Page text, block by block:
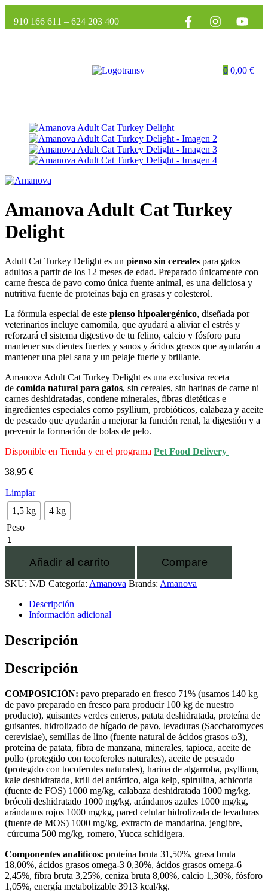
910 166 611 – 624 203 400
0 0,00 €
Amanova Adult Cat Turkey
Delight
Adult Cat Turkey Delight es un pienso sin cereales para gatos
adultos a partir de los 12 meses de edad. Preparado únicamente con
carne fresca de pavo como única fuente animal, es una deliciosa y
nutritiva fuente de proteínas baja en grasas y colesterol.
La fórmula especial de este pienso hipoalergénico, diseñada por
veterinarios incluye camomila, que ayudará a aliviar el estrés y
reforzará el sistema digestivo de tu felino, calcio y fósforo para
mantener sus dientes fuertes y sanos y ácidos grasos que ayudarán a
mantener una piel sana y un pelaje fuerte y brillante.
Amanova Adult Cat Turkey Delight es una exclusiva receta
de comida natural para gatos, sin cereales, sin harinas de carne ni
carnes deshidratadas, contiene minerales, fibras dietéticas e
ingredientes especiales como psyllium, probióticos, calabaza y aceite
de pescado que ayudarán a mejorar la función renal, la digestión y a
prevenir la formación de bolas de pelo.
Disponible en Tienda y en el programa Pet Food Delivery
38,95 €
Limpiar
1,5 kg
4 kg
Peso
Añadir al carrito Compare
SKU: N/D Categoría: Amanova Brands: Amanova
Descripción
Información adicional
Descripción
Descripción
COMPOSICIÓN: pavo preparado en fresco 71% (usamos 140 kg
de pavo preparado en fresco para producir 100 kg de nuestro
producto), guisantes verdes enteros, patata deshidratada, proteína de
guisantes, hidrolizado de hígado de pavo, levaduras (Saccharomyces
cerevisiae), semillas de lino (fuente natural de ácidos grasos ω3),
proteína de patata, fibra de manzana, minerales, tapioca, aceite de
pollo (protegido con tocoferoles naturales), aceite de pescado
(protegido con tocoferoles naturales), harina de algarroba, psyllium,
kale deshidratada, krill del antártico, alga kelp, spirulina, achicoria
(fuente de FOS) 1000 mg/kg, calabaza deshidratada 1000 mg/kg,
brócoli deshidratado 1000 mg/kg, arándanos azules 1000 mg/kg,
arándanos rojos 1000 mg/kg, pared celular hidrolizada de levaduras
(fuente de MOS) 1000 mg/kg, extracto de mandarina, jengibre,
cúrcuma 500 mg/kg, romero, Yucca schidigera.
Componentes analíticos: proteína bruta 31,50%, grasa bruta
18,00%, ácidos grasos omega-3 0,30%, ácidos grasos omega-6
2,45%, fibra bruta 3,25%, ceniza bruta 8,00%, calcio 1,30%, fósforo
1,05%, energía metabolizable 3913 kcal/kg.